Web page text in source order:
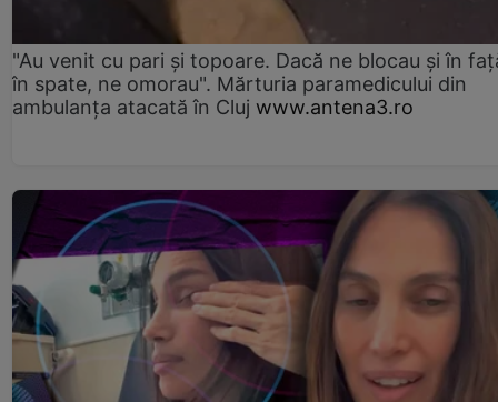
"Au venit cu pari și topoare. Dacă ne blocau şi în
în spate, ne omorau". Mărturia paramedicului din
ambulanţa atacată în Cluj www.antena3.ro